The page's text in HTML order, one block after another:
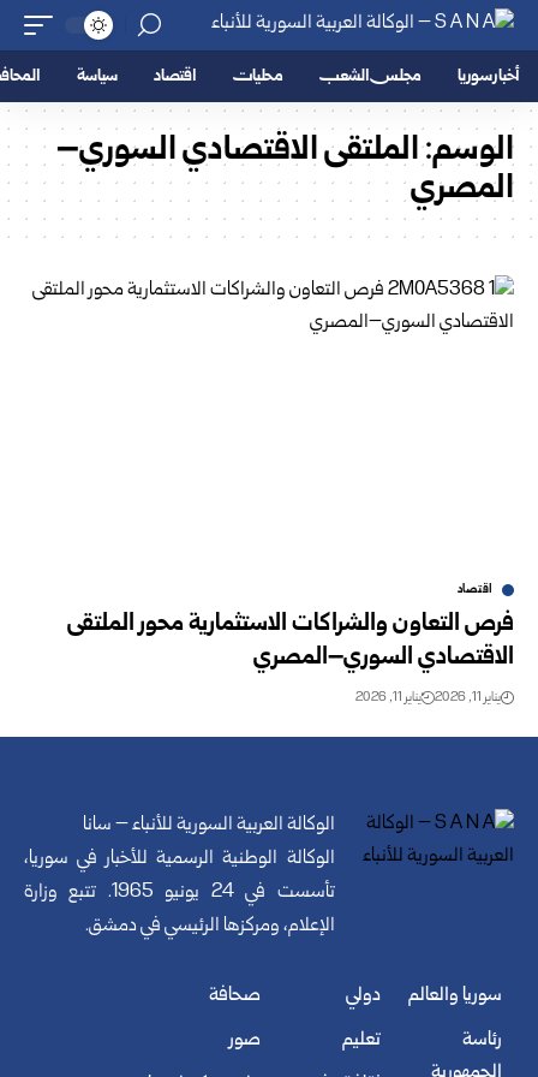
أخبار سوريا مجلس الشعب محليات اقتصاد سياسة
الوسم:الملتقى الاقتصادي السوري–
المصري
اقتصاد
فرص التعاون والشراكات الاستثمارية محور الملتقى
الاقتصادي السوري–المصري
يناير 11, 2026 يناير 11, 2026
الوكالة العربية السورية للأنباء – سانا
الوكالة الوطنية الرسمية للأخبار في سوريا،
تأسست في 24 يونيو 1965. تتبع وزارة
الإعلام، ومركزها الرئيسي في دمشق.
سوريا والعالم
رئاسة
دولي
تعليم
صحافة
صور